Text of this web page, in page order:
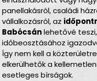
panellakásról, családi
vállalkozásról, az
Babócsánlehetővé
időbeosztásához
Így nem kell a
elkerülhetők a
esetleges bírságok.